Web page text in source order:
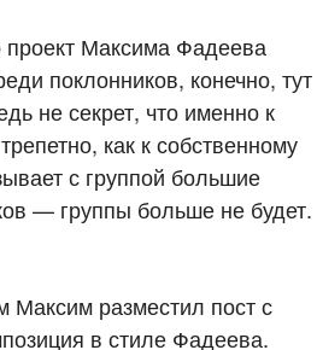
проект Максима Фадеева
поклонников, конечно, тут
не секрет, что именно к
как к собственному
с группой большие
— группы больше не будет.
Максим разместил пост с
в стиле Фадеева.